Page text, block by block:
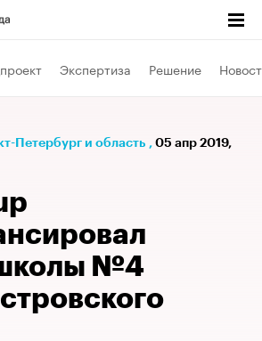
Экспертиза Решение
Петербург и область , 05 апр 2019,
№4